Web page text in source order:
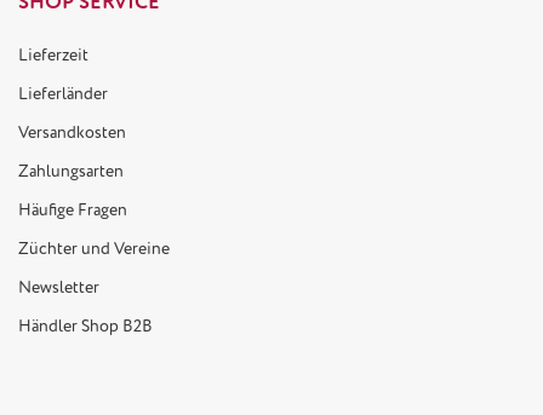
Lieferzeit
Lieferländer
Versandkosten
Zahlungsarten
Häufige Fragen
Züchter und Vereine
Newsletter
Händler Shop B2B